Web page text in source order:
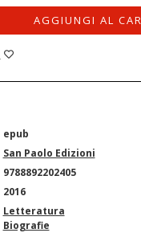
AGGIUNGI AL
epub
San Paolo Edizioni
9788892202405
2016
Letteratura
Biografie